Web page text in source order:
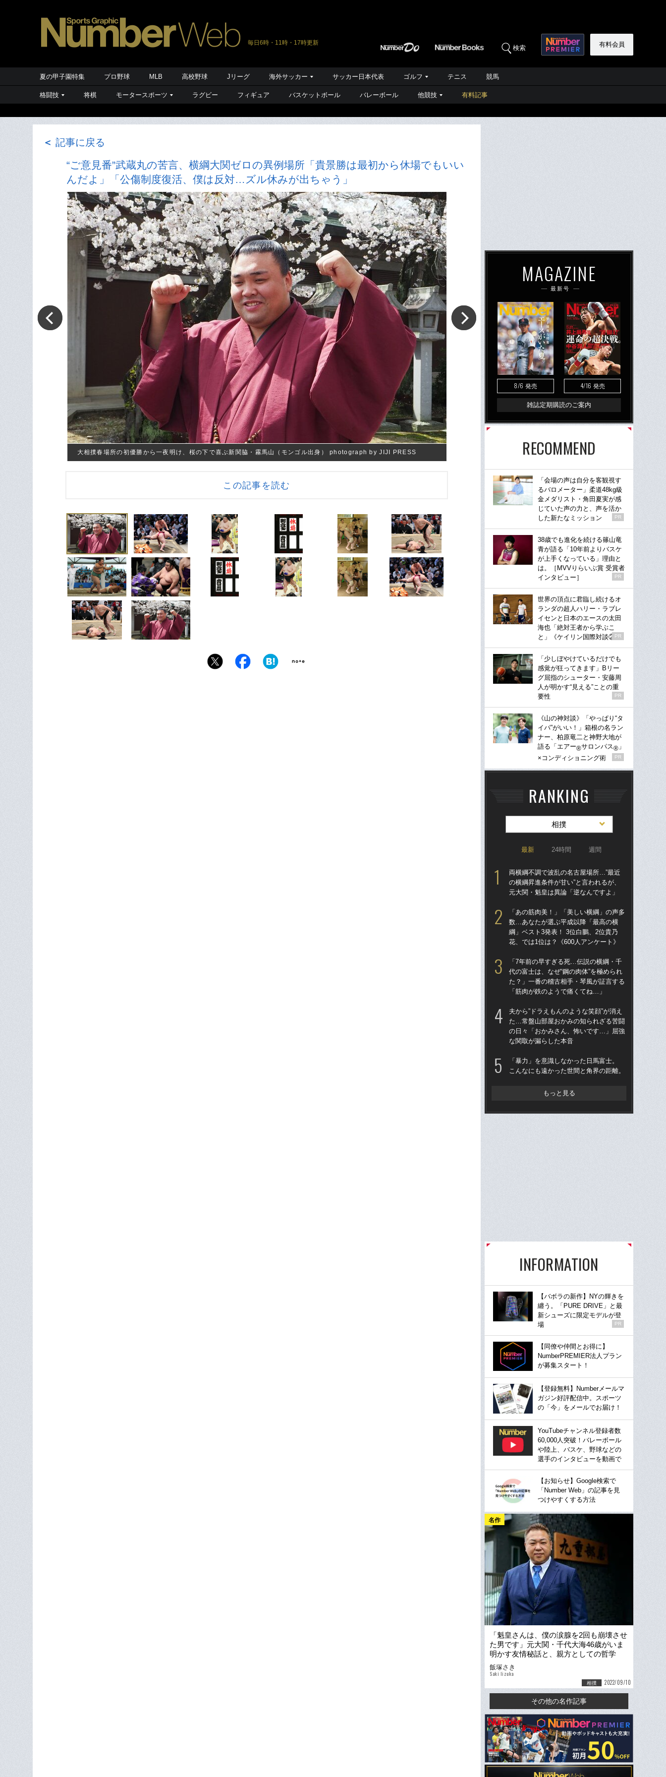
毎日6時・11時・17時更新
検索 有料会員
夏の甲子園特集 プロ野球 MLB 高校野球 Jリーグ 海外サッカー サッカー日本代表 ゴルフ テニス 競馬
格闘技 将棋 モータースポーツ ラグビー フィギュア バスケットボール バレーボール 他競技 有料記事
＜ 記事に戻る
“ご意見番”武蔵丸の苦言、横綱大関ゼロの異例場所「貴景勝は最初から休場でもいい
んだよ」「公傷制度復活、僕は反対…ズル休みが出ちゃう」
大相撲春場所の初優勝から一夜明け、桜の下で喜ぶ新関脇・霧馬山（モンゴル出身） photograph by JIJI PRESS
この記事を読む
MAGAZINE
最新号
8/6 発売 4/16 発売
雑誌定期購読のご案内
RECOMMEND
「会場の声は自分を客観視す
るバロメーター」柔道48kg級
金メダリスト・角田夏実が感
じていた声の力と、声を活か
した新たなミッション
PR
38歳でも進化を続ける篠山竜
青が語る「10年前よりバスケ
が上手くなっている」理由と
は。［MVVりらいぶ賞 受賞者
インタビュー］
PR
世界の頂点に君臨し続けるオ
ランダの超人ハリー・ラブレ
イセンと日本のエースの太田
海也「絶対王者から学ぶこ
と」《ケイリン国際対談②》
PR
「少しぼやけているだけでも
感覚が狂ってきます」Bリー
グ屈指のシューター・安藤周
人が明かす“見える”ことの重
要性
PR
《山の神対談》「やっぱり“タ
イパ”がいい！」箱根の名ラン
ナー、柏原竜二と神野大地が
語る「エアー®サロンパス® 」
×コンディショニング術
PR
RANKING
相撲
最新 24時間 週間
両横綱不調で波乱の名古屋場所…”最近
の横綱昇進条件が甘い”と言われるが、
元大関・魁皇は異論「逆なんですよ」
「あの筋肉美！」「美しい横綱」の声多
数…あなたが選ぶ平成以降「最高の横
綱」ベスト3発表！ 3位白鵬、2位貴乃
花、では1位は？《600人アンケート》
「7年前の早すぎる死…伝説の横綱・千
代の富士は、なぜ“鋼の肉体”を極められ
た？」一番の稽古相手・琴風が証言する
「筋肉が鉄のようで痛くてね…」
夫から”ドラえもんのような笑顔”が消え
た…常盤山部屋おかみの知られざる苦闘
の日々「おかみさん、怖いです…」屈強
な関取が漏らした本音
「暴力」を意識しなかった日馬富士。
こんなにも遠かった世間と角界の距離。
もっと見る
INFORMATION
【バボラの新作】NYの輝きを
纏う。「PURE DRIVE」と最
新シューズに限定モデルが登
場
PR
【同僚や仲間とお得に】
NumberPREMIER法人プラン
が募集スタート！
【登録無料】Numberメールマ
ガジン好評配信中。スポーツ
の「今」をメールでお届け！
YouTubeチャンネル登録者数
60,000人突破！バレーボール
や陸上、バスケ、野球などの
選手のインタビューを動画で
【お知らせ】Google検索で
「Number Web」の記事を見
つけやすくする方法
名作
「魁皇さんは、僕の涙腺を2回も崩壊させ
た男です」元大関・千代大海46歳がいま
明かす友情秘話と、親方としての哲学
「弟子に学ぶことのほうが…」
飯塚さき
Saki Iizuka
相撲 2022/09/10
その他の名作記事